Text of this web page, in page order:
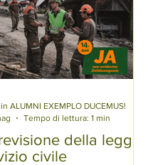
assum
della legge
civile
ALUMNI EXEMPLO DUCEMUS!
Tempo di lettura: 1 min